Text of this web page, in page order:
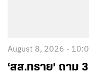
August 8, 2026 -
‘สส.ทราย’ ถาม